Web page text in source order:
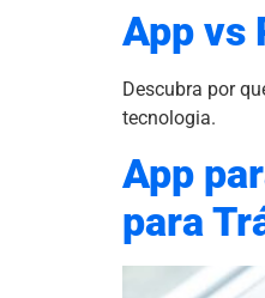
App vs
Descubra por
tecnologia.
App
para